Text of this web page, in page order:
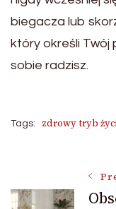
biegacza lub
który określi Twój
sobie radzisz.
Tags: zdrowy tryb
Post